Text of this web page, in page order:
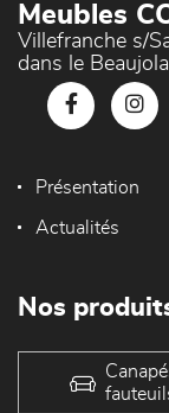
Meubles
Villefranche s/
dans le
Présentation
Actualités
Nos